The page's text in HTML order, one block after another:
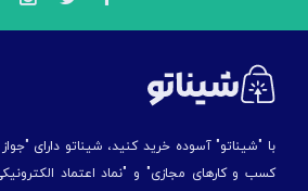
با "شیناتو" آسوده خرید کنید، شیناتو دارای
کسب و کارهای مجازی" و "نماد اعتماد